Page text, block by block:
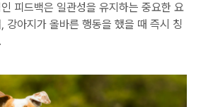
피드백은 일관성을 유지하는 중요한 요
강아지가 올바른 행동을 했을 때 즉시 칭